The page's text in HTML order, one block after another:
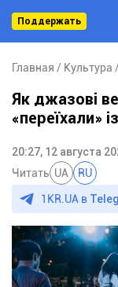
Поддержать
Главная Культура
Як джазові
«переїхали»
20:27, 12 августа
Читать UA RU
1KR.UA в